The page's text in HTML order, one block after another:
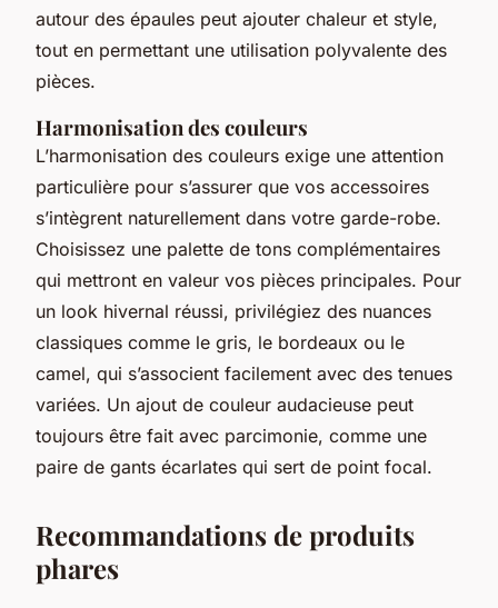
autour des épaules peut ajouter chaleur et style,
tout en permettant une utilisation polyvalente des
pièces.
Harmonisation des couleurs
L’harmonisation des couleurs exige une attention
particulière pour s’assurer que vos accessoires
s’intègrent naturellement dans votre garde-robe.
Choisissez une palette de tons complémentaires
qui mettront en valeur vos pièces principales. Pour
un look hivernal réussi, privilégiez des nuances
classiques comme le gris, le bordeaux ou le
camel, qui s’associent facilement avec des tenues
variées. Un ajout de couleur audacieuse peut
toujours être fait avec parcimonie, comme une
paire de gants écarlates qui sert de point focal.
Recommandations de produits
phares